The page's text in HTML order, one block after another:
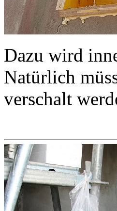
Dazu wird
Natürlich
verschalt